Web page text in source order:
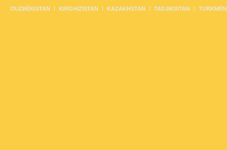
OUZBÉKISTAN KIRGHIZISTAN KAZAKHSTAN TADJIKISTAN